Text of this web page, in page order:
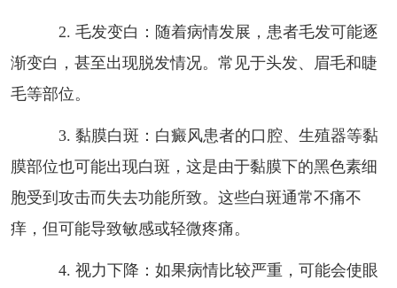
2. 毛发变白：随着病情发展，患者毛发可能逐
渐变白，甚至出现脱发情况。常见于头发、眉毛和睫
毛等部位。
3. 黏膜白斑：白癜风患者的口腔、生殖器等黏
膜部位也可能出现白斑，这是由于黏膜下的黑色素细
胞受到攻击而失去功能所致。这些白斑通常不痛不
痒，但可能导致敏感或轻微疼痛。
4. 视力下降：如果病情比较严重，可能会使眼